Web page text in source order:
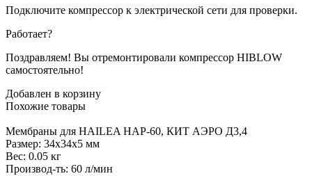
Подключите компрессор к электрической сети для проверки.
Работает?
Поздравляем! Вы отремонтировали компрессор HIBLOW
самостоятельно!
Добавлен в корзину
Похожие товары
Мембраны для HAILEA HAP-60, КИТ АЭРО Д3,4
Размер: 34x34x5 мм
Вес: 0.05 кг
Производ-ть: 60 л/мин